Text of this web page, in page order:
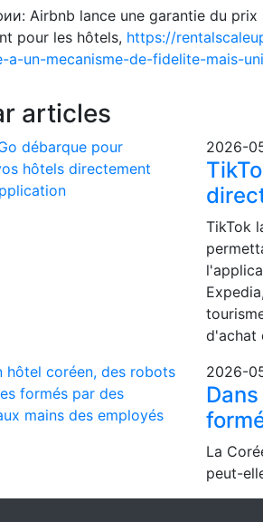
Airbnb lance une garantie du
pour les hôtels, https://
a-un-mecanisme-de-fidelite-mais-
articles
2026-
TikTok
d'achat
2026-
La
peut-